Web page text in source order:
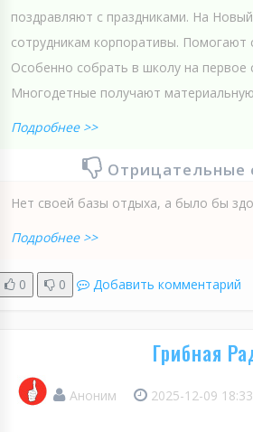
поздравляют с праздниками. На
сотрудникам корпоративы. Помогают
Особенно собрать в школу на первое
Многодетные получают
Подробнее >>
Отрицательные
Нет своей базы отдыха, а было бы
Подробнее >>
0 0 Добавить комментарий
Грибная
Аноним 2025-12-09